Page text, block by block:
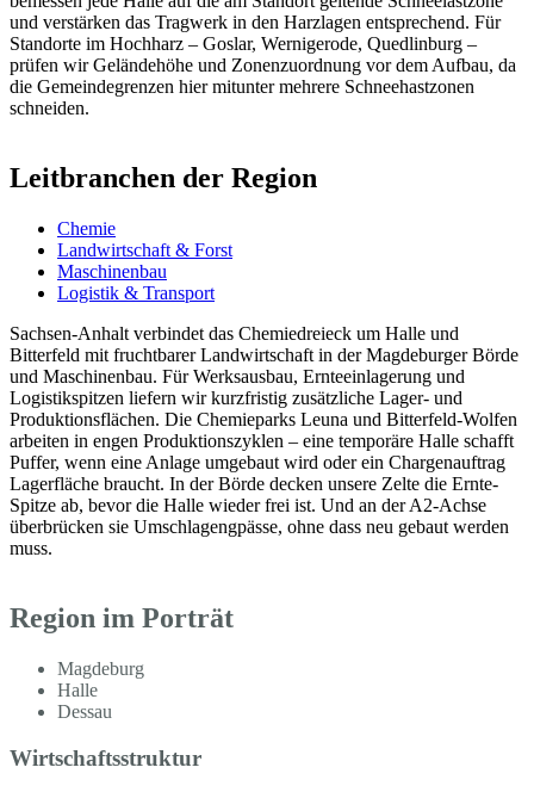
und verstärken das Tragwerk in den Harzlagen entsprechend. Für
Standorte im Hochharz – Goslar, Wernigerode, Quedlinburg –
prüfen wir Geländehöhe und Zonenzuordnung vor dem Aufbau, da
die Gemeindegrenzen hier mitunter mehrere Schneehastzonen
schneiden.
Leitbranchen der Region
Chemie
Landwirtschaft & Forst
Maschinenbau
Logistik & Transport
Sachsen-Anhalt verbindet das Chemiedreieck um Halle und
Bitterfeld mit fruchtbarer Landwirtschaft in der Magdeburger Börde
und Maschinenbau. Für Werksausbau, Ernteeinlagerung und
Logistikspitzen liefern wir kurzfristig zusätzliche Lager- und
Produktionsflächen. Die Chemieparks Leuna und Bitterfeld-Wolfen
arbeiten in engen Produktionszyklen – eine temporäre Halle schafft
Puffer, wenn eine Anlage umgebaut wird oder ein Chargenauftrag
Lagerfläche braucht. In der Börde decken unsere Zelte die Ernte-
Spitze ab, bevor die Halle wieder frei ist. Und an der A2-Achse
überbrücken sie Umschlagengpässe, ohne dass neu gebaut werden
muss.
Region im Porträt
Magdeburg
Halle
Dessau
Wirtschaftsstruktur